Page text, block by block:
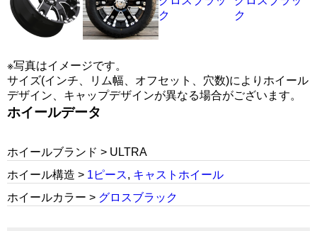
※写真はイメージです。
サイズ(インチ、リム幅、オフセット、穴数)によりホイール
デザイン、キャップデザインが異なる場合がございます。
ホイールデータ
ホイールブランド > ULTRA
ホイール構造 > 1ピース, キャストホイール
ホイールカラー > グロスブラック